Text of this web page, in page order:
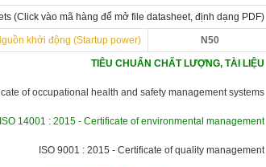
(Click vào mã hàng để mở file datasheet, định dạng PDF)
khởi động (Startup power) N50
TIÊU CHUẨN CHẤT LƯỢNG, TÀI LIỆU
of occupational health and safety management systems
ISO 14001 : 2015 - Certificate of environmental management
ISO 9001 : 2015 - Certificate of quality management